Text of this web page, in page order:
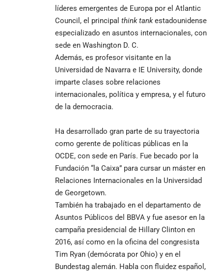
líderes emergentes de Europa por el Atlantic
Council , el principal think tankestadounidense
especializado en asuntos internacionales, con
sede en Washington D. C.
Además, es profesor visitante en la
Universidad de Navarra e IE University, donde
imparte clases sobre relaciones
internacionales, política y empresa, y el futuro
de la democracia.
Ha desarrollado gran parte de su trayectoria
como gerente de políticas públicas en la
OCDE, con sede en París. Fue becado por la
Fundación “la Caixa” para cursar un máster en
Relaciones Internacionales en la Universidad
de Georgetown.
También ha trabajado en el departamento de
Asuntos Públicos del BBVA y fue asesor en la
campaña presidencial de Hillary Clinton en
2016, así como en la oficina del congresista
Tim Ryan (demócrata por Ohio) y en el
Bundestag alemán. Habla con fluidez español,